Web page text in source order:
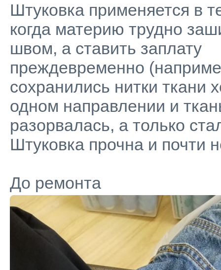
Штуковка применяется в
когда материю трудно
швом, а ставить заплату
преждевременно
сохранились нитки ткани
одном направлении и
разорвалась, а только
Штуковка прочна и почти
До ремонта